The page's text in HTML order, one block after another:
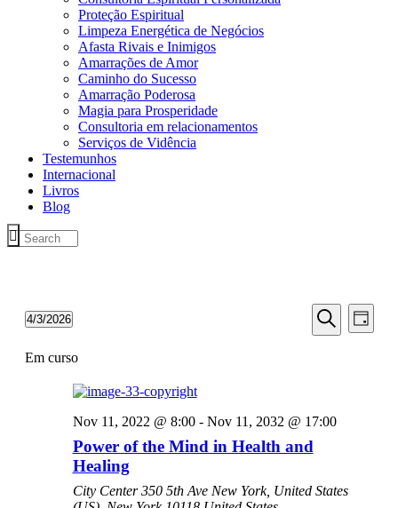
Proteção Espiritual
Limpeza Energética de Negócios
Afasta Rivais e Inimigos
Amarrações de Amor
Caminho do Sucesso
Amarração Poderosa
Magia para Prosperidade
Consultoria em relacionamentos
Serviços de Vidência
Testemunhos
Internacional
Livros
Blog
E
v
o
s
S
Pesquisar
E
v
Dia
4/3/2026
data
Em curso
Nov 11, 2022 @ 8:00- Nov 11, 2032 @ 17:00
Power of the Mind in Health and
Healing
City Center350 5th Ave New York, United States